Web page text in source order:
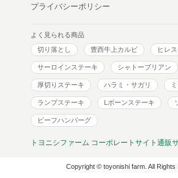
プライバシーポリシー
よく見られる商品
切り落とし
豊西牛上カルビ ヒレ
サーロインステーキ シャトーブリアン
厚切りステーキ ハラミ・サガリ
ランプステーキ Lボーンステーキ
ビーフハンバーグ
トヨニシファーム コーポレートサイト 通販
Copyright © toyonishi farm. All Rights